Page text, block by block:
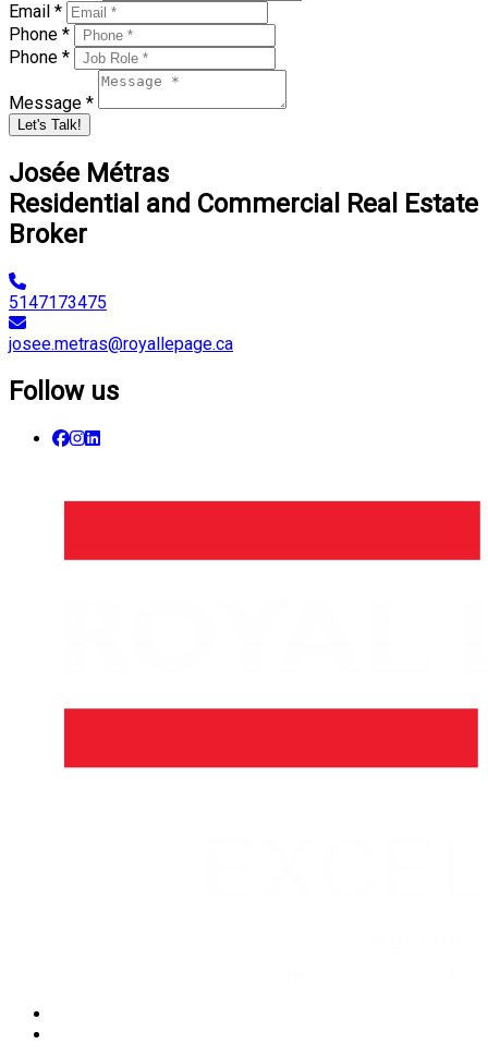
Email *
Phone *
Phone *
Message *
Let's Talk!
Josée Métras
Residential and Commercial Real Estate
Broker
5147173475
josee.metras@royallepage.ca
Follow us